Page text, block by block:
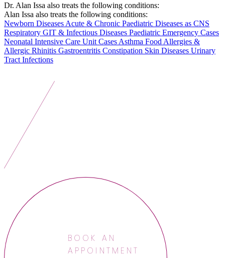
Dr. Alan Issa also treats the following conditions:
Alan Issa also treats the following conditions:
Newborn Diseases Acute & Chronic Paediatric Diseases as CNS
Respiratory GIT & Infectious Diseases Paediatric Emergency Cases
Neonatal Intensive Care Unit Cases Asthma Food Allergies &
Allergic Rhinitis Gastroentritis Constipation Skin Diseases Urinary
Tract Infections
BOOK AN
APPOINTMENT